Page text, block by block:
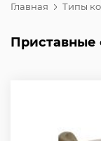
Главная Типы
Приставные